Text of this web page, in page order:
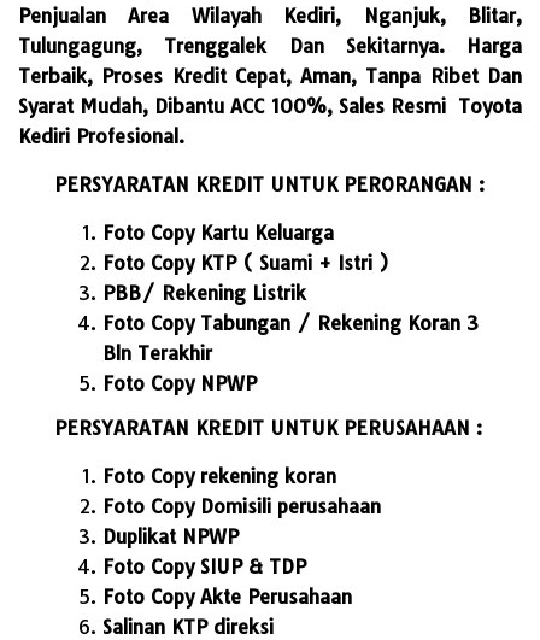
Penjualan Area Wilayah Kediri, Nganjuk, Blitar,
Tulungagung, Trenggalek Dan Sekitarnya. Harga
Terbaik, Proses Kredit Cepat, Aman, Tanpa Ribet Dan
Syarat Mudah, Dibantu ACC 100%, Sales Resmi Toyota
Kediri Profesional.
PERSYARATAN KREDIT UNTUK PERORANGAN :
Foto Copy Kartu Keluarga
Foto Copy KTP ( Suami + Istri )
PBB/ Rekening Listrik
Foto Copy Tabungan / Rekening Koran 3
Bln Terakhir
Foto Copy NPWP
PERSYARATAN KREDIT UNTUK PERUSAHAAN :
Foto Copy rekening koran
Foto Copy Domisili perusahaan
Duplikat NPWP
Foto Copy SIUP & TDP
Foto Copy Akte Perusahaan
Salinan KTP direksi